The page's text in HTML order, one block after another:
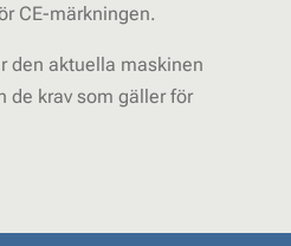
CE-märkningen.
den aktuella maskinen
de krav som gäller för